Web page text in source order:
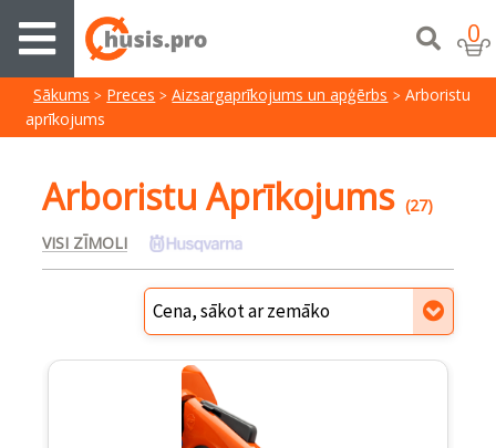
0
Sākums Preces Aizsargaprīkojums un apģērbs
Arboristu
aprīkojums
Arboristu Aprīkojums (27)
VISI ZĪMOLI